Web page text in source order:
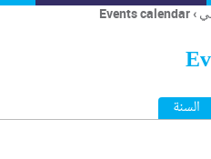
›
Events calendar
السنة (علامة التبويب النشطة)